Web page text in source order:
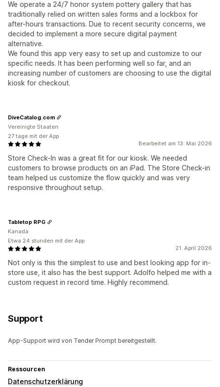
We operate a 24/7 honor system pottery gallery that has
traditionally relied on written sales forms and a lockbox for
after-hours transactions. Due to recent security concerns, we
decided to implement a more secure digital payment
alternative.
We found this app very easy to set up and customize to our
specific needs. It has been performing well so far, and an
increasing number of customers are choosing to use the digital
kiosk for checkout.
Bearbeitet am 13. Mai 2026
Store Check-In was a great fit for our kiosk. We needed
customers to browse products on an iPad. The Store Check-in
team helped us customize the flow quickly and was very
responsive throughout setup.
DiveCatalog.com
Vereinigte Staaten
27 tage mit der App
21. April 2026
Not only is this the simplest to use and best looking app for in-
store use, it also has the best support. Adolfo helped me with a
custom request in record time. Highly recommend.
Tabletop RPG
Kanada
Etwa 24 stunden mit der App
Support
App-Support wird von Tender Prompt bereitgestellt.
Ressourcen
Datenschutzerklärung